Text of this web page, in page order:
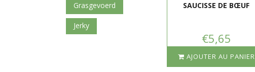
grasgevoerd
jerky
SAUCISSE DE BŒUF
€5,65
AJOUTER AU PANIER